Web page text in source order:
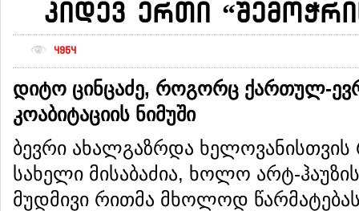
კიდევ ერთი
4954
დიტო ცინცაძე, როგორც ქართულ-
კოაბიტაციის ნიმუში
ბევრი ახალგაზრდა
სახელი მისაბაძია, ხოლო არტ-
მუდმივი რითმა მხოლოდ წარმატებას